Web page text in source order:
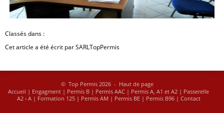
Contact
chaque formation
Formations théoriques
Clas­sés dans :
Cet ar­ticle a été écrit par SARL­Top­Per­mis
© Top Permis 2026 - Haut de page
Accueil | Engagment | Permis B | Permis AAC | Permis A, A1 et A2 | Passerelle
A2 › A| Formation 125| Permis AM | Permis BE| Permis B96| Contact